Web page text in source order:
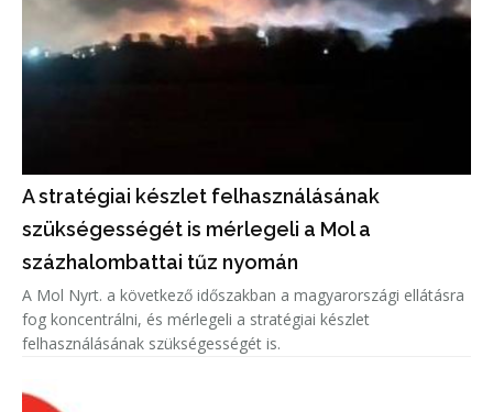
A stratégiai készlet felhasználásának
szükségességét is mérlegeli a Mol a
százhalombattai tűz nyomán
A Mol Nyrt. a következő időszakban a magyarországi ellátásra
fog koncentrálni, és mérlegeli a stratégiai készlet
felhasználásának szükségességét is.